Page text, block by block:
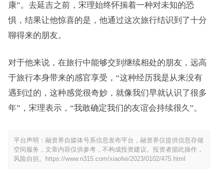
康”。去延吉之前，宋理始终怀揣着一种对未知的恐
惧，结果让他惊喜的是，他通过这次旅行结识到了十分
聊得来的朋友。
对于他来说，在旅行中能够交到继续相处的朋友，远高
于旅行本身带来的感官享受，“这种经历我是从来没有
遇到过的，这种感觉很奇妙，就像我们早就认识了很多
年”，宋理表示，“我敢确定我们的友谊会持续很久”。
平台声明：融资界自媒体号系信息发布平台，融资界仅提供信息存储
空间服务，文章内容仅供参考，不构成投资建议。投资者据此操作，
风险自担。
https://www.n315.com/xiaofei/2023/0102/475.html